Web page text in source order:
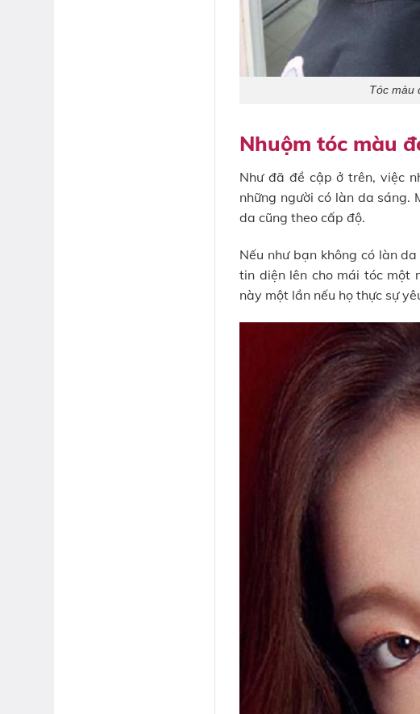
Tóc màu
Nhuộm tóc màu
Như đã đề cập ở trên, việc
những người có làn da sáng.
da cũng theo cấp độ.
Nếu như bạn không có làn
tin diện lên cho mái tóc một
này một lần nếu họ thực sự